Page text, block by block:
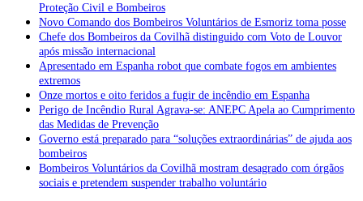
Proteção Civil e Bombeiros
Novo Comando dos Bombeiros Voluntários de Esmoriz toma posse
Chefe dos Bombeiros da Covilhã distinguido com Voto de Louvor
após missão internacional
Apresentado em Espanha robot que combate fogos em ambientes
extremos
Onze mortos e oito feridos a fugir de incêndio em Espanha
Perigo de Incêndio Rural Agrava-se: ANEPC Apela ao Cumprimento
das Medidas de Prevenção
Governo está preparado para “soluções extraordinárias” de ajuda aos
bombeiros
Bombeiros Voluntários da Covilhã mostram desagrado com órgãos
sociais e pretendem suspender trabalho voluntário